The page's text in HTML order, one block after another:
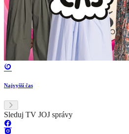
Najvyšší čas
Sleduj TV JOJ správy